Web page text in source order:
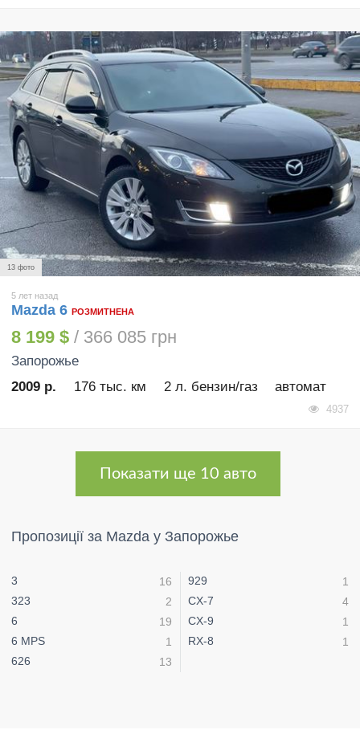
13 фото
5 лет назад
Mazda 6 РОЗМИТНЕНА
8 199 $ / 366 085 грн
Запорожье
2009 р.
176 тыс. км 2 л. бензин/газ автомат
4937
Показати ще 10 авто
Пропозиції за Mazda у Запорожье
3
16
323
2
6
19
6 MPS
1
626
13
929
1
CX-7
4
CX-9
1
RX-8
1